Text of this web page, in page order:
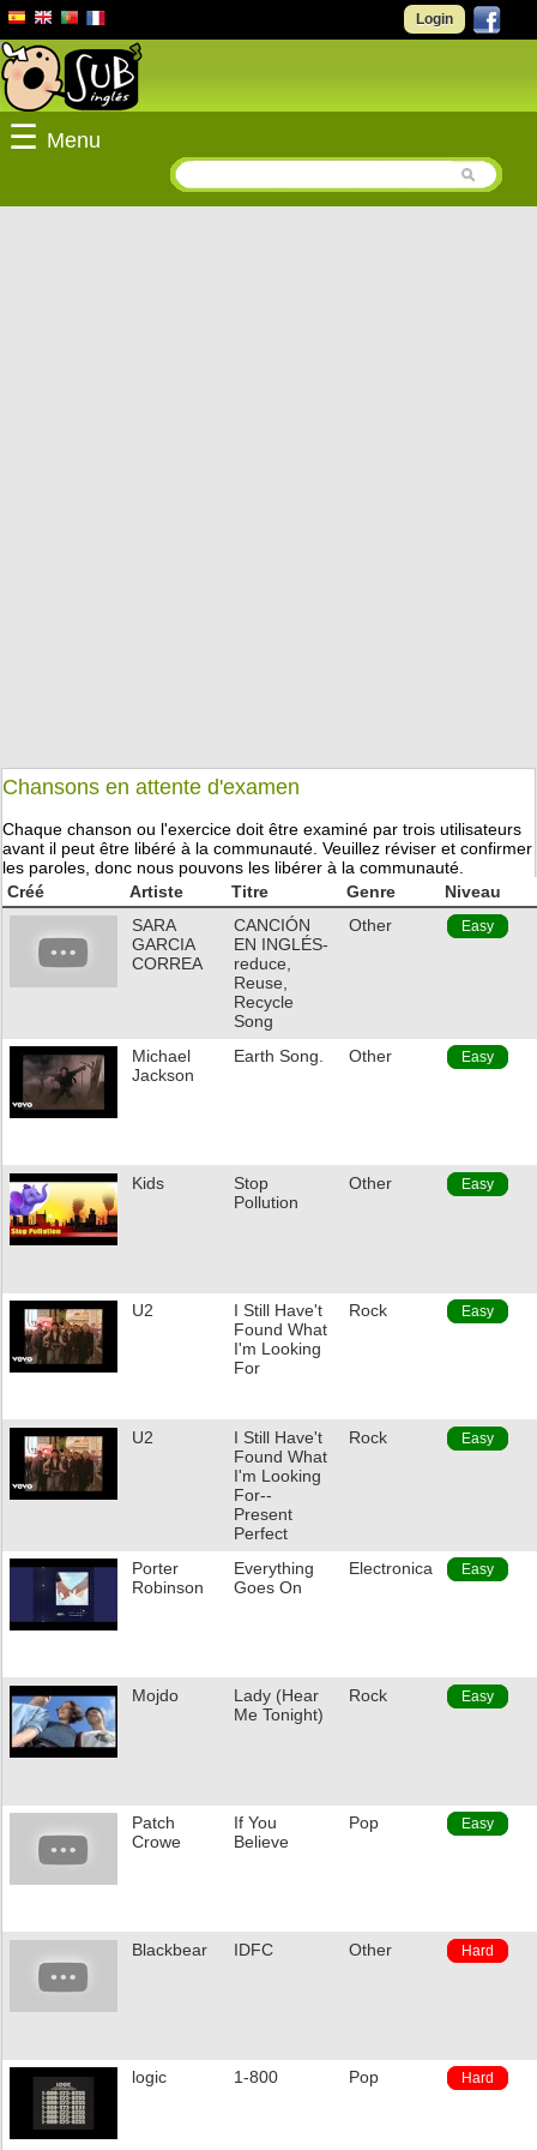
Login
☰ Menu
Chansons en attente d'examen
Chaque chanson ou l'exercice doit être examiné par trois utilisateurs
avant il peut être libéré à la communauté. Veuillez réviser et confirmer
les paroles, donc nous pouvons les libérer à la communauté.
Créé
Artiste Titre Genre
Niveau
SARA
GARCIA
CORREA
CANCIÓN
EN INGLÉS-
reduce,
Reuse,
Recycle
Song
Other Easy
Michael
Jackson
Earth Song. Other Easy
Kids
Stop
Pollution
Other Easy
U2
I Still Have't
Found What
I'm Looking
For
Rock Easy
U2
I Still Have't
Found What
I'm Looking
For--
Present
Perfect
Rock Easy
Porter
Robinson
Everything
Goes On
Electronica Easy
Mojdo
Lady (Hear
Me Tonight)
Rock Easy
Patch
Crowe
If You
Believe
Pop Easy
Blackbear IDFC Other Hard
logic 1-800 Pop Hard